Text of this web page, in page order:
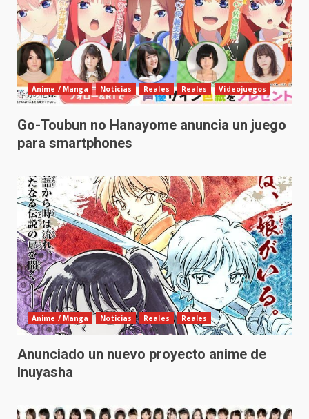
Anime / Manga Noticias Reales Reales Videojuegos
Go-Toubun no Hanayome anuncia un juego
para smartphones
Anime / Manga Noticias Reales Reales
Anunciado un nuevo proyecto anime de
Inuyasha